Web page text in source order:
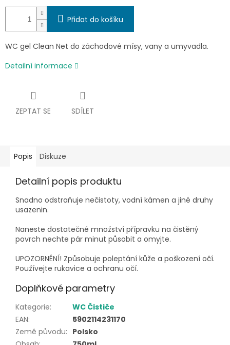
cena:
Přidat do košíku
WC gel Clean Net do záchodové mísy, vany a umyvadla.
Detailní informace
ZEPTAT SE SDÍLET
Popis Diskuze
Detailní popis produktu
Snadno odstraňuje nečistoty, vodní kámen a jiné druhy
usazenin.
Naneste dostatečné množství přípravku na čistěný
povrch nechte pár minut působit a omyjte.
UPOZORNĚNÍ! Způsobuje poleptání kůže a poškození očí.
Používejte rukavice a ochranu očí.
Doplňkové parametry
Kategorie:
WC Čističe
EAN:
5902114231170
Země původu: Polsko